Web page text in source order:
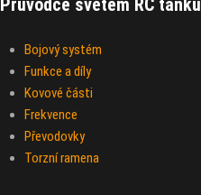
Průvodce světem RC tanků
Bojový systém
Funkce a díly
Kovové části
Frekvence
Převodovky
Torzní ramena